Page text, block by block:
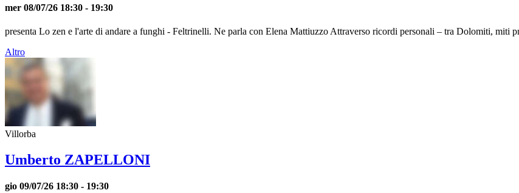
mer 08/07/26 18:30 - 19:30
presenta Lo zen e l'arte di andare a funghi - Feltrinelli. Ne parla con Elena Mattiuzzo Attraverso ricordi personali – tra Dolomiti, miti
Altro
Villorba
Umberto ZAPELLONI
gio 09/07/26 18:30 - 19:30